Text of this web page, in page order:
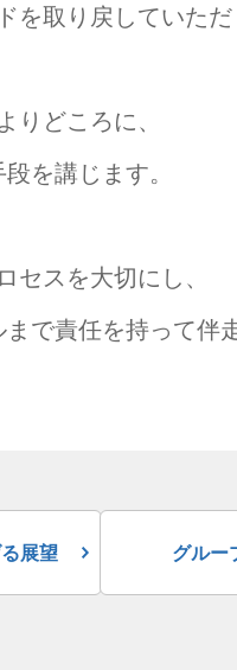
を取り戻していただ
りどころに、
を講じます。
セスを大切にし、
まで責任を持って伴
展望 グルー